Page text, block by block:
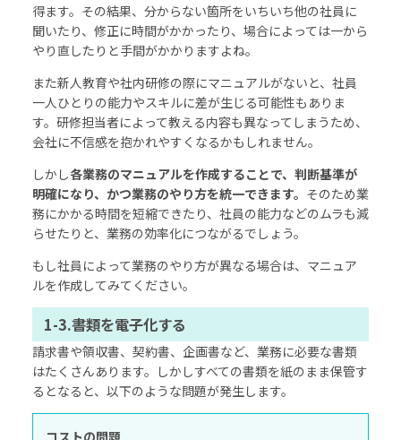
得ます。その結果、分からない箇所をいちいち他の社員に
聞いたり、修正に時間がかかったり、場合によっては一から
やり直したりと手間がかかりますよね。
また新人教育や社内研修の際にマニュアルがないと、社員
一人ひとりの能力やスキルに差が生じる可能性もありま
す。研修担当者によって教える内容も異なってしまうため、
会社に不信感を抱かれやすくなるかもしれません。
しかし各業務のマニュアルを作成することで、判断基準が
明確になり、かつ業務のやり方を統一できます。 そのため業
務にかかる時間を短縮できたり、社員の能力などのムラも減
らせたりと、業務の効率化につながるでしょう。
もし社員によって業務のやり方が異なる場合は、マニュア
ルを作成してみてください。
1-3.書類を電子化する
請求書や領収書、契約書、企画書など、業務に必要な書類
はたくさんあります。しかしすべての書類を紙のまま保管す
るとなると、以下のような問題が発生します。